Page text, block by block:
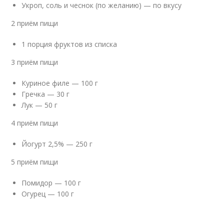
Укроп, соль и чеснок (по желанию) — по вкусу
2 приём пищи
1 порция фруктов из списка
3 приём пищи
Куриное филе — 100 г
Гречка — 30 г
Лук — 50 г
4 приём пищи
Йогурт 2,5% — 250 г
5 приём пищи
Помидор — 100 г
Огурец — 100 г